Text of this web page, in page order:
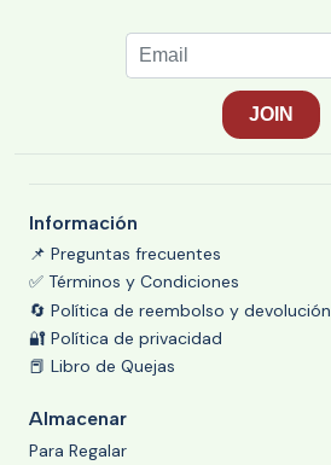
Información
📌 Preguntas frecuentes
✅ Términos y Condiciones
🔄 Política de reembolso y devolución
🔐 Política de privacidad
📕 Libro de Quejas
Almacenar
Para Regalar